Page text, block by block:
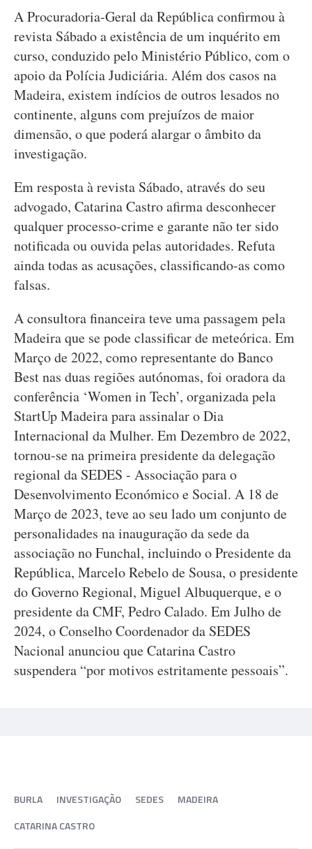
A Procuradoria-Geral da República confirmou à
revista Sábado a existência de um inquérito em
curso, conduzido pelo Ministério Público, com o
apoio da Polícia Judiciária. Além dos casos na
Madeira, existem indícios de outros lesados no
continente, alguns com prejuízos de maior
dimensão, o que poderá alargar o âmbito da
investigação.
Em resposta à revista Sábado, através do seu
advogado, Catarina Castro afirma desconhecer
qualquer processo-crime e garante não ter sido
notificada ou ouvida pelas autoridades. Refuta
ainda todas as acusações, classificando-as como
falsas.
A consultora financeira teve uma passagem pela
Madeira que se pode classificar de meteórica. Em
Março de 2022, como representante do Banco
Best nas duas regiões autónomas, foi oradora da
conferência ‘Women in Tech’, organizada pela
StartUp Madeira para assinalar o Dia
Internacional da Mulher. Em Dezembro de 2022,
tornou-se na primeira presidente da delegação
regional da SEDES - Associação para o
Desenvolvimento Económico e Social. A 18 de
Março de 2023, teve ao seu lado um conjunto de
personalidades na inauguração da sede da
associação no Funchal, incluindo o Presidente da
República, Marcelo Rebelo de Sousa, o presidente
do Governo Regional, Miguel Albuquerque, e o
presidente da CMF, Pedro Calado. Em Julho de
2024, o Conselho Coordenador da SEDES
Nacional anunciou que Catarina Castro
suspendera “por motivos estritamente pessoais”.
BURLA INVESTIGAÇÃO SEDES
MADEIRA
CATARINA CASTRO